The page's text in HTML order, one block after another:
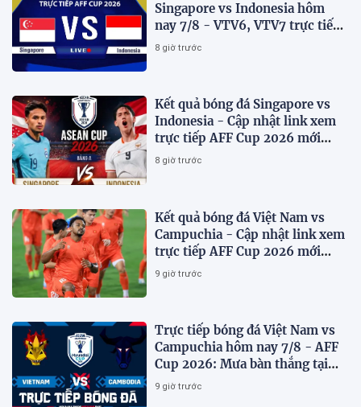
Singapore vs Indonesia hôm
nay 7/8 - VTV6, VTV7 trực tiếp
AFF Cup 2026
8 giờ trước
Kết quả bóng đá Singapore vs
Indonesia - Cập nhật link xem
trực tiếp AFF Cup 2026 mới
nhất.
8 giờ trước
Kết quả bóng đá Việt Nam vs
Campuchia - Cập nhật link xem
trực tiếp AFF Cup 2026 mới
nhất
9 giờ trước
Trực tiếp bóng đá Việt Nam vs
Campuchia hôm nay 7/8 - AFF
Cup 2026: Mưa bàn thắng tại
Mỹ Đình?
9 giờ trước